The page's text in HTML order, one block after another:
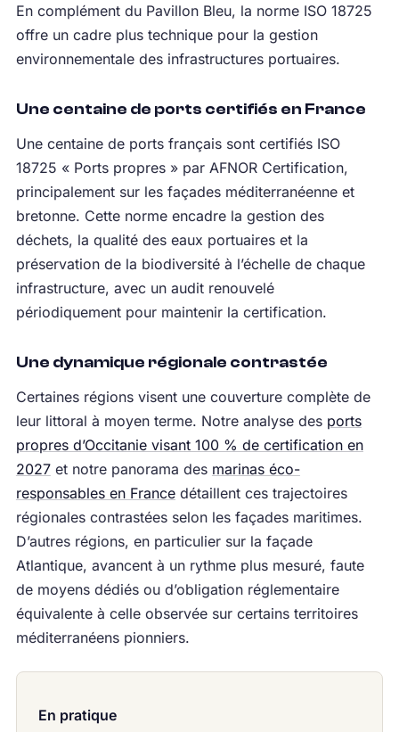
En complément du Pavillon Bleu, la norme ISO 18725
offre un cadre plus technique pour la gestion
environnementale des infrastructures portuaires.
Une centaine de ports certifiés en France
Une centaine de ports français sont certifiés ISO
18725 « Ports propres » par AFNOR Certification,
principalement sur les façades méditerranéenne et
bretonne. Cette norme encadre la gestion des
déchets, la qualité des eaux portuaires et la
préservation de la biodiversité à l’échelle de chaque
infrastructure, avec un audit renouvelé
périodiquement pour maintenir la certification.
Une dynamique régionale contrastée
Certaines régions visent une couverture complète de
leur littoral à moyen terme. Notre analyse des ports
propres d’Occitanie visant 100 % de certification en
2027et notre panorama des marinas éco-
responsables en Francedétaillent ces trajectoires
régionales contrastées selon les façades maritimes.
D’autres régions, en particulier sur la façade
Atlantique, avancent à un rythme plus mesuré, faute
de moyens dédiés ou d’obligation réglementaire
équivalente à celle observée sur certains territoires
méditerranéens pionniers.
En pratique